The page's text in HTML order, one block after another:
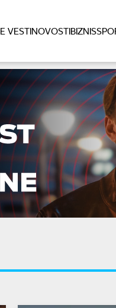
VESTINOVOSTIBIZNIS